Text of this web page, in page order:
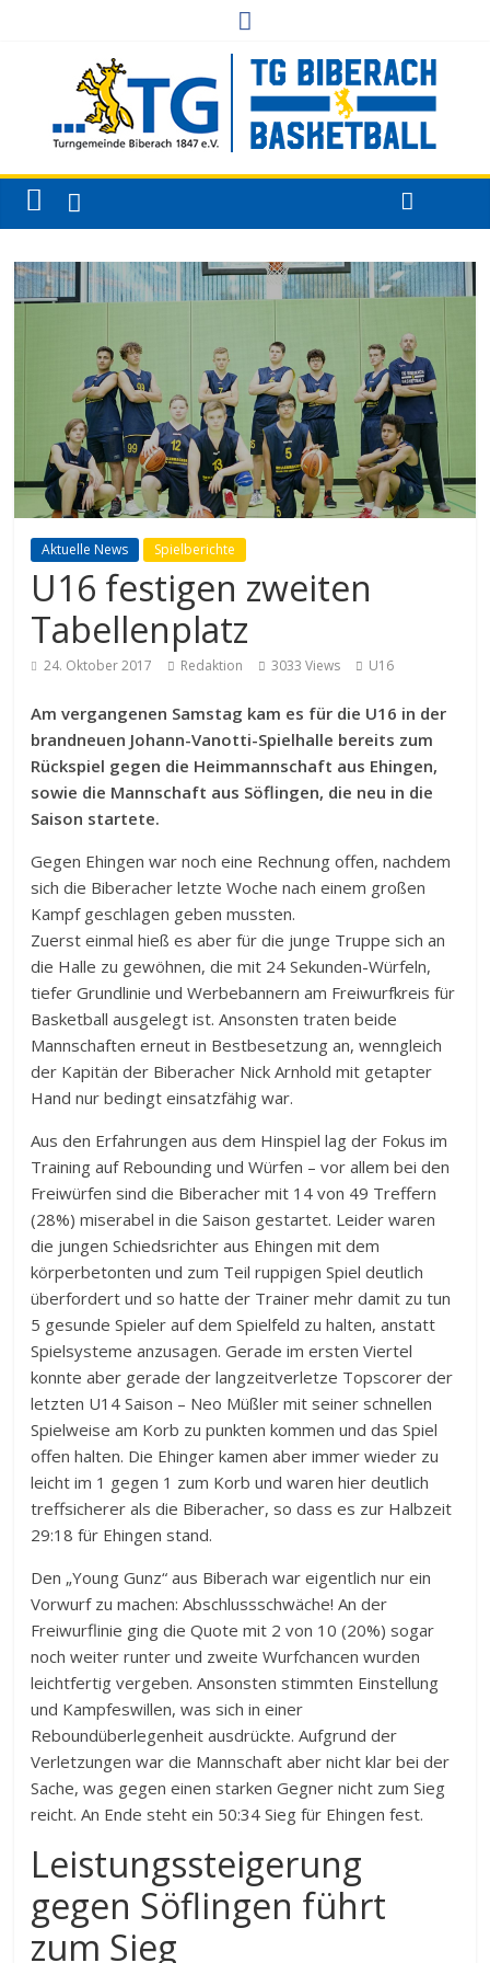
Aktuelle News Spielberichte
U16 festigen zweiten
Tabellenplatz
24. Oktober 2017 Redaktion 3033 Views U16
Am vergangenen Samstag kam es für die U16 in der
brandneuen Johann-Vanotti-Spielhalle bereits zum
Rückspiel gegen die Heimmannschaft aus Ehingen,
sowie die Mannschaft aus Söflingen, die neu in die
Saison startete.
Gegen Ehingen war noch eine Rechnung offen, nachdem
sich die Biberacher letzte Woche nach einem großen
Kampf geschlagen geben mussten.
Zuerst einmal hieß es aber für die junge Truppe sich an
die Halle zu gewöhnen, die mit 24 Sekunden-Würfeln,
tiefer Grundlinie und Werbebannern am Freiwurfkreis für
Basketball ausgelegt ist. Ansonsten traten beide
Mannschaften erneut in Bestbesetzung an, wenngleich
der Kapitän der Biberacher Nick Arnhold mit getapter
Hand nur bedingt einsatzfähig war.
Aus den Erfahrungen aus dem Hinspiel lag der Fokus im
Training auf Rebounding und Würfen – vor allem bei den
Freiwürfen sind die Biberacher mit 14 von 49 Treffern
(28%) miserabel in die Saison gestartet. Leider waren
die jungen Schiedsrichter aus Ehingen mit dem
körperbetonten und zum Teil ruppigen Spiel deutlich
überfordert und so hatte der Trainer mehr damit zu tun
5 gesunde Spieler auf dem Spielfeld zu halten, anstatt
Spielsysteme anzusagen. Gerade im ersten Viertel
konnte aber gerade der langzeitverletze Topscorer der
letzten U14 Saison – Neo Müßler mit seiner schnellen
Spielweise am Korb zu punkten kommen und das Spiel
offen halten. Die Ehinger kamen aber immer wieder zu
leicht im 1 gegen 1 zum Korb und waren hier deutlich
treffsicherer als die Biberacher, so dass es zur Halbzeit
29:18 für Ehingen stand.
Den „Young Gunz“ aus Biberach war eigentlich nur ein
Vorwurf zu machen: Abschlussschwäche! An der
Freiwurflinie ging die Quote mit 2 von 10 (20%) sogar
noch weiter runter und zweite Wurfchancen wurden
leichtfertig vergeben. Ansonsten stimmten Einstellung
und Kampfeswillen, was sich in einer
Reboundüberlegenheit ausdrückte. Aufgrund der
Verletzungen war die Mannschaft aber nicht klar bei der
Sache, was gegen einen starken Gegner nicht zum Sieg
reicht. An Ende steht ein 50:34 Sieg für Ehingen fest.
Leistungssteigerung
gegen Söflingen führt
zum Sieg